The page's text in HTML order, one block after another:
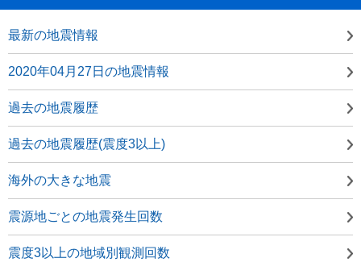
最新の地震情報
2020年04月27日の地震情報
過去の地震履歴
過去の地震履歴(震度3以上)
海外の大きな地震
震源地ごとの地震発生回数
震度3以上の地域別観測回数